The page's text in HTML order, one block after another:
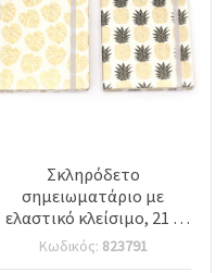
Σκληρόδετο
σημειωματάριο με
ελαστικό κλείσιμο, 21 x
14,5 cm, 96 φύλλα,
ανάμικτα χρώματα
Κωδικός: 823791